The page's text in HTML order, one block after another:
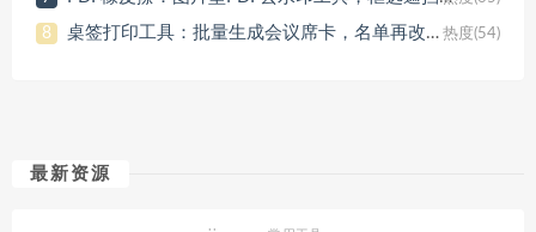
8 桌签打印工具：批量生成会议席卡，名单再改也只需半分钟 热度(54)
最新资源